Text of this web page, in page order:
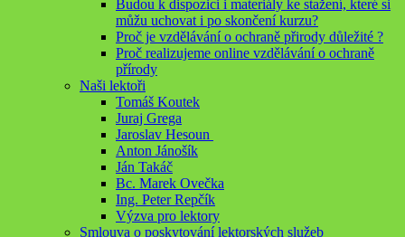
Budou k dispozici i materiály ke stažení, které si
můžu uchovat i po skončení kurzu?
Proč je vzdělávání o ochraně přirody důležité ?
Proč realizujeme online vzdělávání o ochraně
přírody
Naši lektoři
Tomáš Koutek
Juraj Grega
Jaroslav Hesoun
Anton Jánošík
Ján Takáč
Bc. Marek Ovečka
Ing. Peter Repčík
Výzva pro lektory
Smlouva o poskytování lektorských služeb